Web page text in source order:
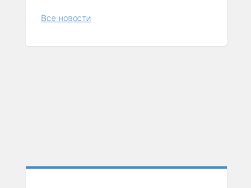
Все новости